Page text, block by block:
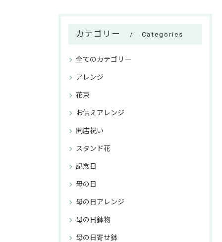
カテゴリー Categories
全てのカテゴリー
アレンジ
花束
お供えアレンジ
開店祝い
スタンド花
記念日
母の日
母の日アレンジ
母の日鉢物
母の日寄せ鉢